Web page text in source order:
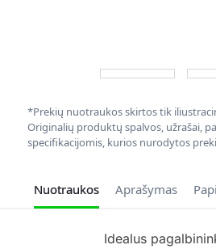
*Prekių nuotraukos skirtos tik
Originalių produktų spalvos, užrašai,
specifikacijomis, kurios nurodytos
Nuotraukos Aprašymas
Idealus